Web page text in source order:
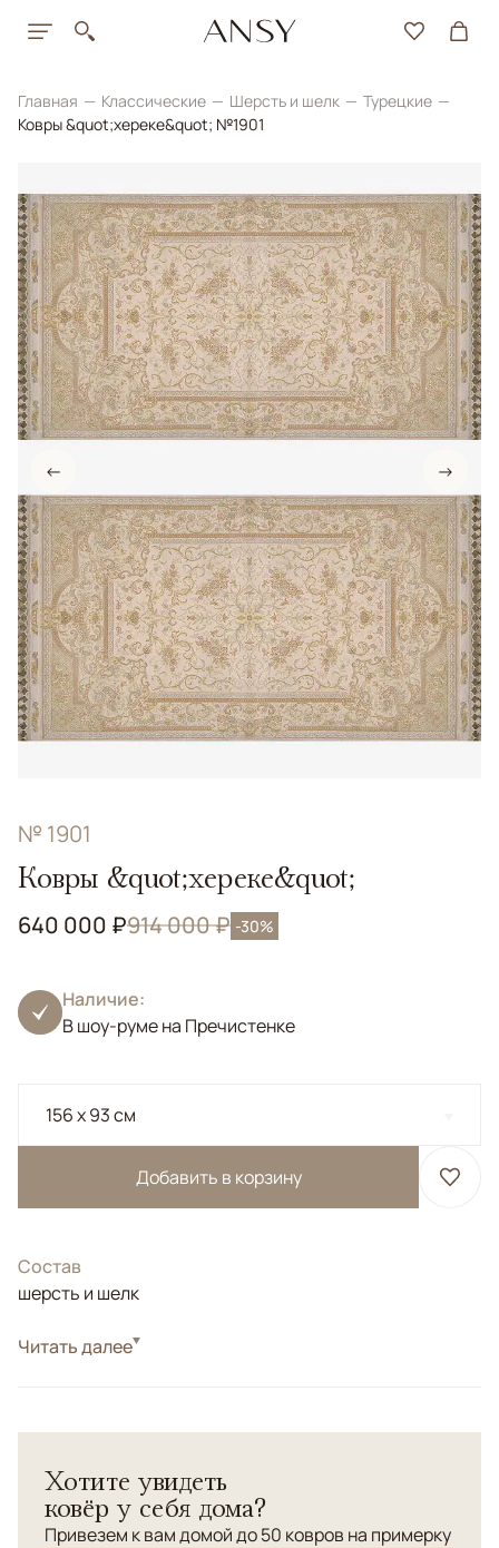
Главная Классические Шерсть и шелк
Турецкие
Ковры &quot;хереке&quot; №1901
← →
№ 1901
Ковры &quot;хереке&quot;
640 000 ₽914 000 ₽ -30%
Наличие:
В шоу-руме на Пречистенке
156 x 93 см
Добавить в корзину
Состав
шерсть и шелк
СтильКлассические
натурального шелка.<br> <b>Максимальная
Читать далее
Хотите увидеть
ковёр у себя дома?
Привезем к вам домой до 50 ковров на примерку